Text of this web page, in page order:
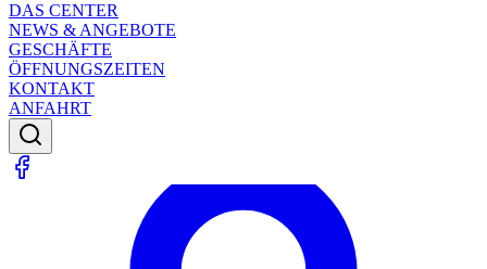
DAS CENTER
NEWS & ANGEBOTE
GESCHÄFTE
ÖFFNUNGSZEITEN
KONTAKT
ANFAHRT